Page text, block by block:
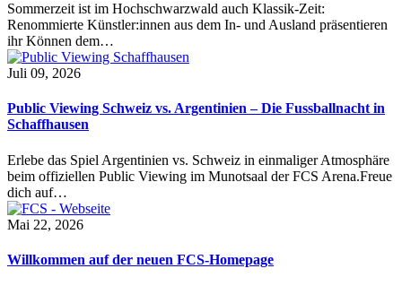
Sommerzeit ist im Hochschwarzwald auch Klassik-Zeit:
Renommierte Künstler:innen aus dem In- und Ausland präsentieren
ihr Können dem…
Juli 09, 2026
Public Viewing Schweiz vs. Argentinien – Die Fussballnacht in
Schaffhausen
Erlebe das Spiel Argentinien vs. Schweiz in einmaliger Atmosphäre
beim offiziellen Public Viewing im Munotsaal der FCS Arena.Freue
dich auf…
Mai 22, 2026
Willkommen auf der neuen FCS-Homepage